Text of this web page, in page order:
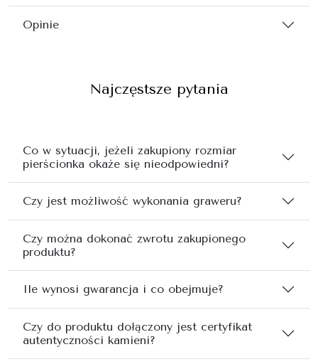
Opinie
Najczęstsze pytania
Co w sytuacji, jeżeli zakupiony rozmiar
pierścionka okaże się nieodpowiedni?
Czy jest możliwość wykonania graweru?
Czy można dokonać zwrotu zakupionego
produktu?
Ile wynosi gwarancja i co obejmuje?
Czy do produktu dołączony jest certyfikat
autentyczności kamieni?